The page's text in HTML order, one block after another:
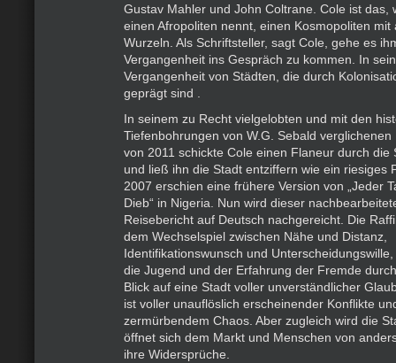
Gustav Mahler und John Coltrane. Cole ist das,
einen Afropoliten nennt, einen Kosmopoliten mit
Wurzeln. Als Schriftsteller, sagt Cole, gehe es
Vergangenheit ins Gespräch zu kommen. In
Vergangenheit von Städten, die durch
geprägt sind .
In seinem zu Recht vielgelobten und mit den
Tiefenbohrungen von W.G. Sebald verglichenen
von 2011 schickte Cole einen Flaneur durch die
und ließ ihn die Stadt entziffern wie ein riesiges
2007 erschien eine frühere Version von „Jeder
Dieb“ in Nigeria. Nun wird dieser
Reisebericht auf Deutsch nachgereicht. Die
dem Wechselspiel zwischen Nähe und Distanz,
Identifikationswunsch und
die Jugend und der Erfahrung der Fremde
Blick auf eine Stadt voller unverständlicher
ist voller unauflöslich erscheinender Konflikte
zermürbendem Chaos. Aber zugleich wird die
öffnet sich dem Markt und Menschen von
ihre Widersprüche.